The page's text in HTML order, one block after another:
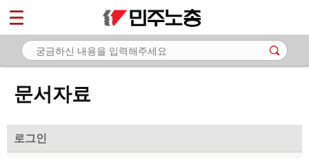
문서자료
로그인
마이페이지
소개
노동상담
자료